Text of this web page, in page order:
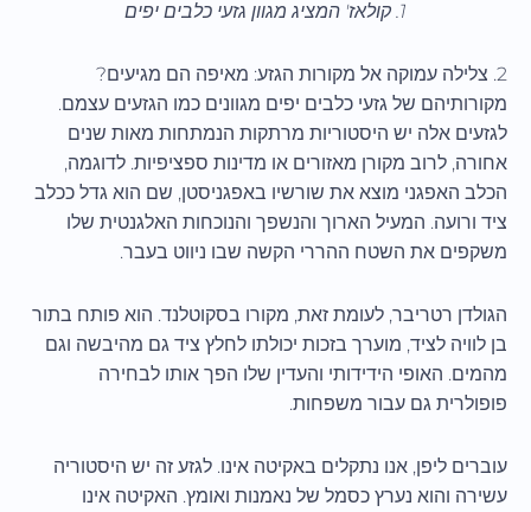
1. קולאז' המציג מגוון גזעי כלבים יפים
2. צלילה עמוקה אל מקורות הגזע: מאיפה הם מגיעים?
מקורותיהם של גזעי כלבים יפים מגוונים כמו הגזעים עצמם.
לגזעים אלה יש היסטוריות מרתקות הנמתחות מאות שנים
אחורה, לרוב מקורן מאזורים או מדינות ספציפיות. לדוגמה,
הכלב האפגני מוצא את שורשיו באפגניסטן, שם הוא גדל ככלב
ציד ורועה. המעיל הארוך והנשפך והנוכחות האלגנטית שלו
משקפים את השטח ההררי הקשה שבו ניווט בעבר.
הגולדן רטריבר, לעומת זאת, מקורו בסקוטלנד. הוא פותח בתור
בן לוויה לציד, מוערך בזכות יכולתו לחלץ ציד גם מהיבשה וגם
מהמים. האופי הידידותי והעדין שלו הפך אותו לבחירה
פופולרית גם עבור משפחות.
עוברים ליפן, אנו נתקלים באקיטה אינו. לגזע זה יש היסטוריה
עשירה והוא נערץ כסמל של נאמנות ואומץ. האקיטה אינו